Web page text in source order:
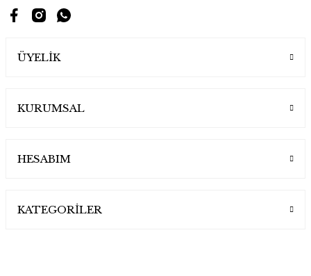
ÜYELİK
KURUMSAL
HESABIM
KATEGORİLER